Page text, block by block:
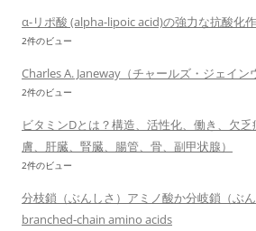
α-リポ酸 (alpha-lipoic acid)の強力な抗酸化
2件のビュー
Charles A. Janeway（チャールズ・ジェイン
2件のビュー
ビタミンDとは？構造、活性化、働き、欠
膚、肝臓、腎臓、腸管、骨、副甲状腺）
2件のビュー
分枝鎖（ぶんしさ）アミノ酸か分岐鎖（ぶ
branched-chain amino acids